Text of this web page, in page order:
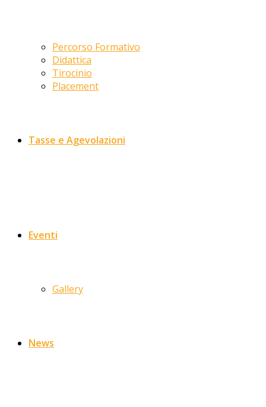
Percorso Formativo
Didattica
Tirocinio
Placement
Tasse e Agevolazioni
Eventi
Gallery
News